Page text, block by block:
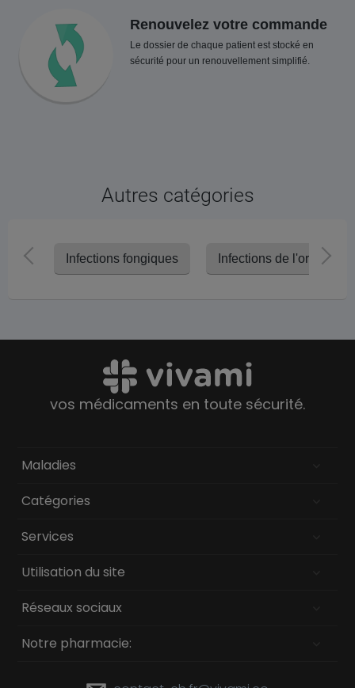
Renouvelez votre commande
Le dossier de chaque patient est stocké en
sécurité pour un renouvellement simplifié.
Autres catégories
Infections fongiques Infections de l'oreille
vos médicaments en toute sécurité.
Maladies
Catégories
Services
Utilisation du site
Réseaux sociaux
Notre pharmacie: